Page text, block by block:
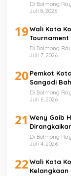
Di Bolmong
Juli 8, 2026
19Wali Kota
Di Bolmong
Juli 7, 2026
20 Pemkot
Sangadi
Di Bolmong
Juli 6, 2026
21 Weny Gaib
Di Bolmong
Juli 4, 2026
22Wali Kota
Kelangkaan